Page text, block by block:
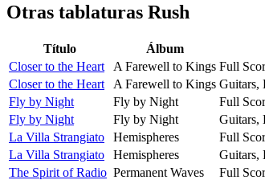
Otras tablaturas Rush
Título Álbum
Closer to the Heart
A Farewell to Kings Full
Closer to the Heart
A Farewell to Kings Guitars,
Fly by Night
Fly by Night
Full
Fly by Night
Fly by Night
Guitars,
La Villa Strangiato
Hemispheres
Full
La Villa Strangiato
Hemispheres
Guitars,
The Spirit of Radio Permanent Waves
Full